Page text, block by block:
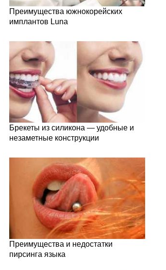
Преимущества южнокорейских
имплантов Luna
Брекеты из силикона — удобные и
незаметные конструкции
Преимущества и недостатки
пирсинга языка